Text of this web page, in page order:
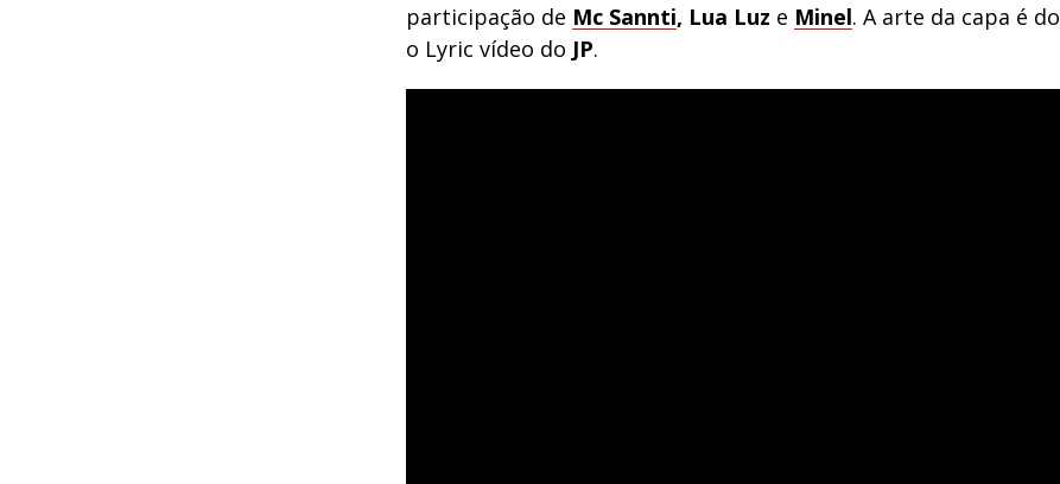
participação de Mc Sannti, Lua Luz e Minel. A arte da capa é do
o Lyric vídeo do JP.